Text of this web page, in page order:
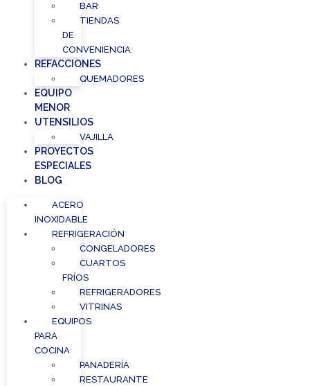
BAR
TIENDAS
DE
CONVENIENCIA
REFACCIONES
QUEMADORES
EQUIPO
MENOR
UTENSILIOS
VAJILLA
PROYECTOS
ESPECIALES
BLOG
ACERO
INOXIDABLE
REFRIGERACIÓN
CONGELADORES
CUARTOS
FRÍOS
REFRIGERADORES
VITRINAS
EQUIPOS
PARA
COCINA
PANADERÍA
RESTAURANTE